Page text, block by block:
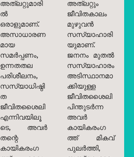
അത്‌ലറ്റുമാരി
ൽ
ഒരാളുമാണ്.
അസാധാരണ
മായ
സമർപ്പണം,
ഉന്നതതല
പരിശീലനം,
സസ്യാധിഷ്ഠി
ത
ജീവിതശൈലി
എന്നിവയിലൂ
ടെ, അവർ
തന്റെ
കായികരംഗ
അത്‌ലറ്റും
ജീവിതകാലം
മുഴുവൻ
സസ്യാഹാരി
യുമാണ്.
ജനനം മുതൽ
സസ്യാഹാരം
അടിസ്ഥാനമാ
ക്കിയുള്ള
ജീവിതശൈലി
പിന്തുടർന്ന
അവർ
കായികരംഗ
ത്ത് മികവ്
പുലർത്തി,